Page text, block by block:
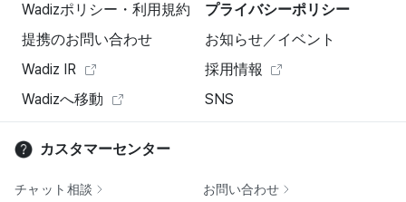
Wadizポリシー・利用規約
プライバシーポリシー
提携のお問い合わせ
お知らせ／イベント
Wadiz IR
採用情報
Wadizへ移動
SNS
カスタマーセンター
チャット相談 お問い合わせ